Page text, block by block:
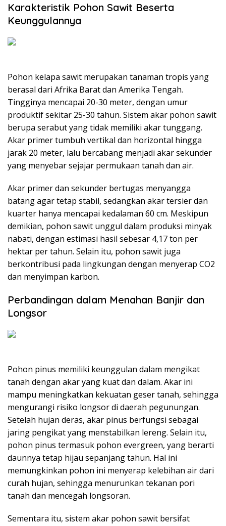
Karakteristik Pohon Sawit Beserta
Keunggulannya
Pohon kelapa sawit merupakan tanaman tropis yang
berasal dari Afrika Barat dan Amerika Tengah.
Tingginya mencapai 20-30 meter, dengan umur
produktif sekitar 25-30 tahun. Sistem akar pohon sawit
berupa serabut yang tidak memiliki akar tunggang.
Akar primer tumbuh vertikal dan horizontal hingga
jarak 20 meter, lalu bercabang menjadi akar sekunder
yang menyebar sejajar permukaan tanah dan air.
Akar primer dan sekunder bertugas menyangga
batang agar tetap stabil, sedangkan akar tersier dan
kuarter hanya mencapai kedalaman 60 cm. Meskipun
demikian, pohon sawit unggul dalam produksi minyak
nabati, dengan estimasi hasil sebesar 4,17 ton per
hektar per tahun. Selain itu, pohon sawit juga
berkontribusi pada lingkungan dengan menyerap CO2
dan menyimpan karbon.
Perbandingan dalam Menahan Banjir dan
Longsor
Pohon pinus memiliki keunggulan dalam mengikat
tanah dengan akar yang kuat dan dalam. Akar ini
mampu meningkatkan kekuatan geser tanah, sehingga
mengurangi risiko longsor di daerah pegunungan.
Setelah hujan deras, akar pinus berfungsi sebagai
jaring pengikat yang menstabilkan lereng. Selain itu,
pohon pinus termasuk pohon evergreen, yang berarti
daunnya tetap hijau sepanjang tahun. Hal ini
memungkinkan pohon ini menyerap kelebihan air dari
curah hujan, sehingga menurunkan tekanan pori
tanah dan mencegah longsoran.
Sementara itu, sistem akar pohon sawit bersifat